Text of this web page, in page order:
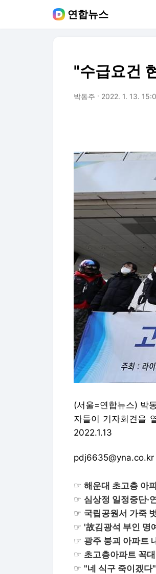
연합뉴스
"수급요건
박동주 2022. 1. 13.
(서울=연합뉴스) 박
자들이 기자회견을
2022.1.13
pdj6635@yna.co.kr
☞ 해운대 초고층 아
☞ 심상정 일정중단·
☞ 국립공원서 가죽
☞ '故김광석 부인 명
☞ 광주 붕괴 아파트
☞ 초고층아파트 꼭
☞ "네 식구 죽이겠다